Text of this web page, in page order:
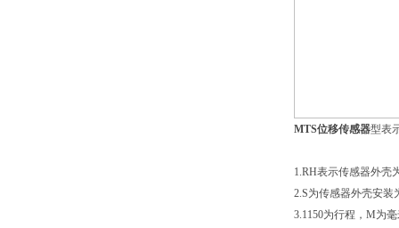
MTS位移传感器型表
1.RH表示传感器外壳
2.S为传感器外壳安装
3.1150为行程，M为